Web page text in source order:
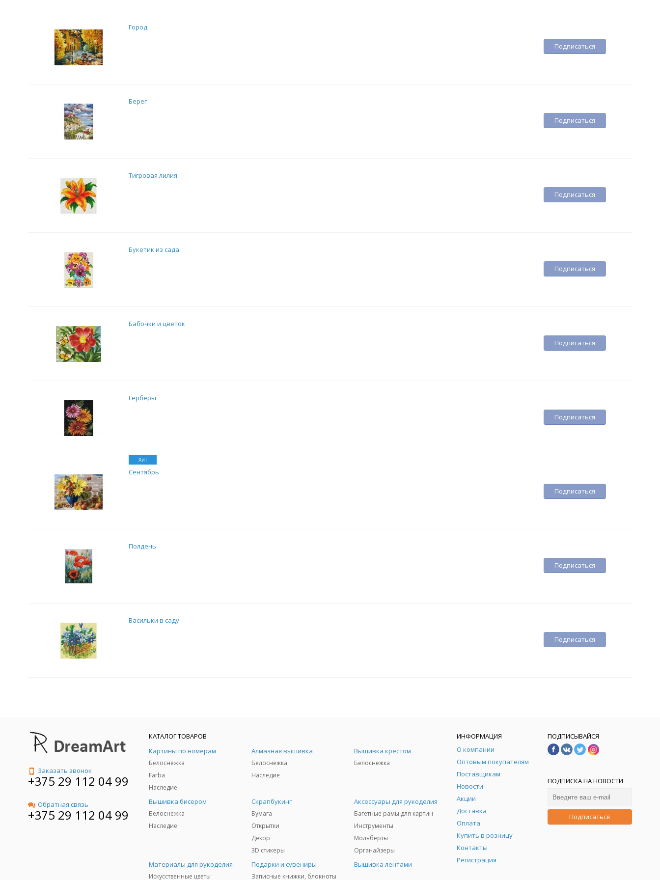
Город
Подписаться
Берег
Подписаться
Тигровая лилия
Подписаться
Букетик из сада
Подписаться
Бабочки и цветок
Подписаться
Герберы
Подписаться
Хит
Сентябрь
Подписаться
Полдень
Подписаться
Васильки в саду
Подписаться
Заказать звонок
+375 29 112 04 99
Обратная связь
+375 29 112 04 99
КАТАЛОГ ТОВАРОВ
Картины по номерам
Белоснежка
Farba
Наследие
Алмазная вышивка
Белоснежка
Наследие
Вышивка крестом
Белоснежка
Вышивка бисером
Белоснежка
Наследие
Скрапбукинг
Бумага
Открытки
Декор
3D стикеры
Аксессуары для рукоделия
Багетные рамы для картин
Инструменты
Мольберты
Органайзеры
Материалы для рукоделия
Искусственные цветы
Подарки и сувениры
Записные книжки, блокноты
Вышивка лентами
ИНФОРМАЦИЯ
О компании
Оптовым покупателям
Поставщикам
Новости
Акции
Доставка
Оплата
Купить в розницу
Контакты
Регистрация
ПОДПИСЫВАЙСЯ
ПОДПИСКА НА НОВОСТИ
Подписаться